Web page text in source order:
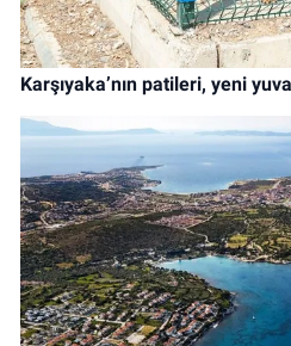
Karşıyaka’nın patileri, yeni